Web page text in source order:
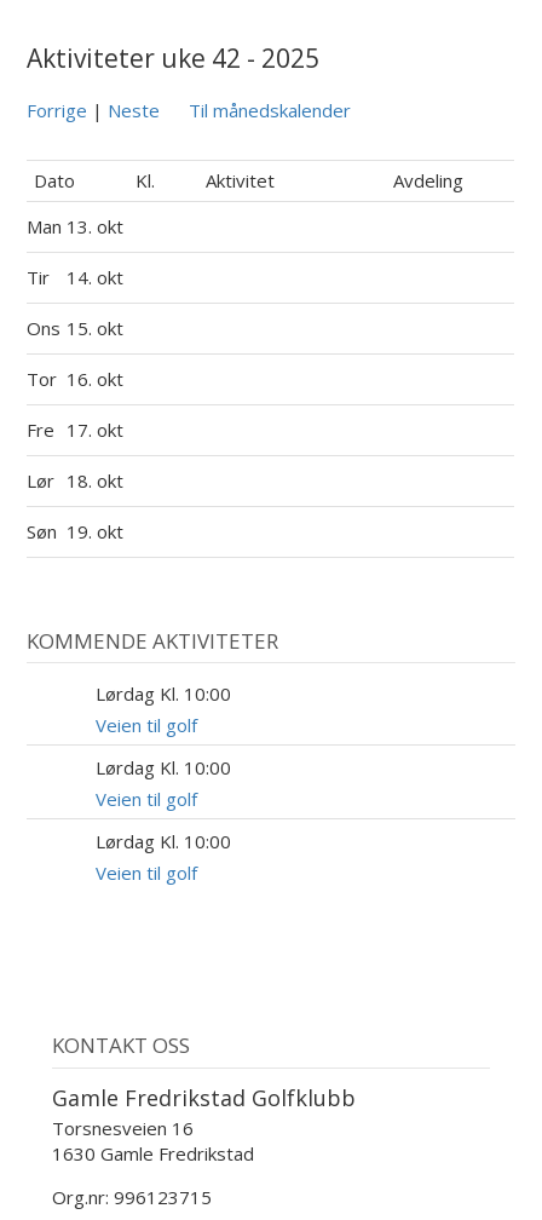
Aktiviteter uke 42 - 2025
Forrige | Neste Til månedskalender
Dato Kl. Aktivitet
Avdeling
Man 13. okt
Tir 14. okt
Ons 15. okt
Tor 16. okt
Fre 17. okt
Lør 18. okt
Søn 19. okt
KOMMENDE AKTIVITETER
Lørdag Kl. 10:00
Veien til golf
Lørdag Kl. 10:00
Veien til golf
Lørdag Kl. 10:00
Veien til golf
KONTAKT OSS
Gamle Fredrikstad Golfklubb
Torsnesveien 16
1630 Gamle Fredrikstad
Org.nr: 996123715